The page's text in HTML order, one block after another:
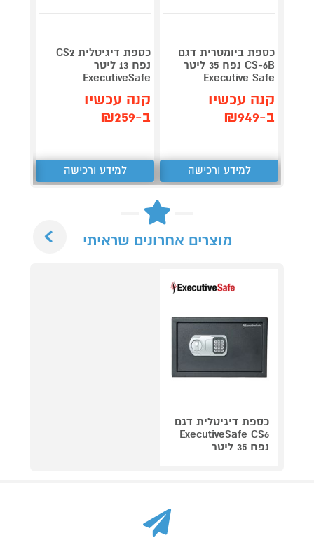
כספת ביומטרית דגם
CS-6B נפח 35 ליטר
Executive Safe
קנה עכשיו
ב-₪949
למידע ורכישה
כספת ‏דיגיטלית CS2
נפח 13 ליטר
ExecutiveSafe
קנה עכשיו
ב-₪259
למידע ורכישה
מוצרים אחרונים שראיתי
כספת ‏דיגיטלית דגם
ExecutiveSafe CS6
נפח 35 ליטר